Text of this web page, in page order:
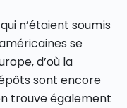
n’étaient soumis
se
d’où la
sont encore
trouve également